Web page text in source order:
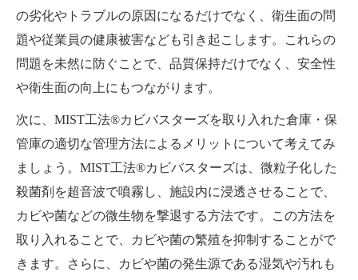
の劣化やトラブルの原因になるだけでなく、衛生面の問
題や従業員の健康被害なども引き起こします。これらの
問題を未然に防ぐことで、品質保持だけでなく、安全性
や衛生面の向上にもつながります。
次に、MIST工法®カビバスターズを取り入れた倉庫・保
管庫の適切な管理方法によるメリットについて考えてみ
ましょう。MIST工法®カビバスターズは、微粒子化した
殺菌剤を超音波で噴霧し、施設内に浸透させることで、
カビや菌などの微生物を撃退する方法です。この方法を
取り入れることで、カビや菌の繁殖を抑制することがで
きます。さらに、カビや菌の発生源である湿気や汚れも